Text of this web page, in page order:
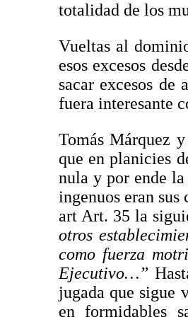
totalidad de los
Vueltas al
esos excesos
sacar excesos de
fuera interesante
Tomás Márquez
que en planicies
nula y por ende
ingenuos eran
art Art. 35 la
otros
como fuerza
Ejecutivo…”
jugada que sigue
en formidables